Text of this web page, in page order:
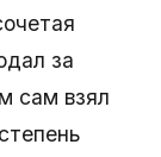
за
сам взял